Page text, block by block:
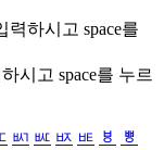
력하시고 space를
시고 space를 누르
ㅴ ㅵ ㅶ ㅷ ㅸ
ㅹ